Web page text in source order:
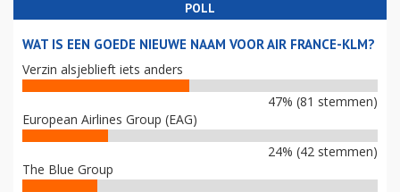
POLL
WAT IS EEN GOEDE NIEUWE NAAM VOOR AIR FRANCE-KLM?
Verzin alsjeblieft iets anders
47% (81 stemmen)
European Airlines Group (EAG)
24% (42 stemmen)
The Blue Group